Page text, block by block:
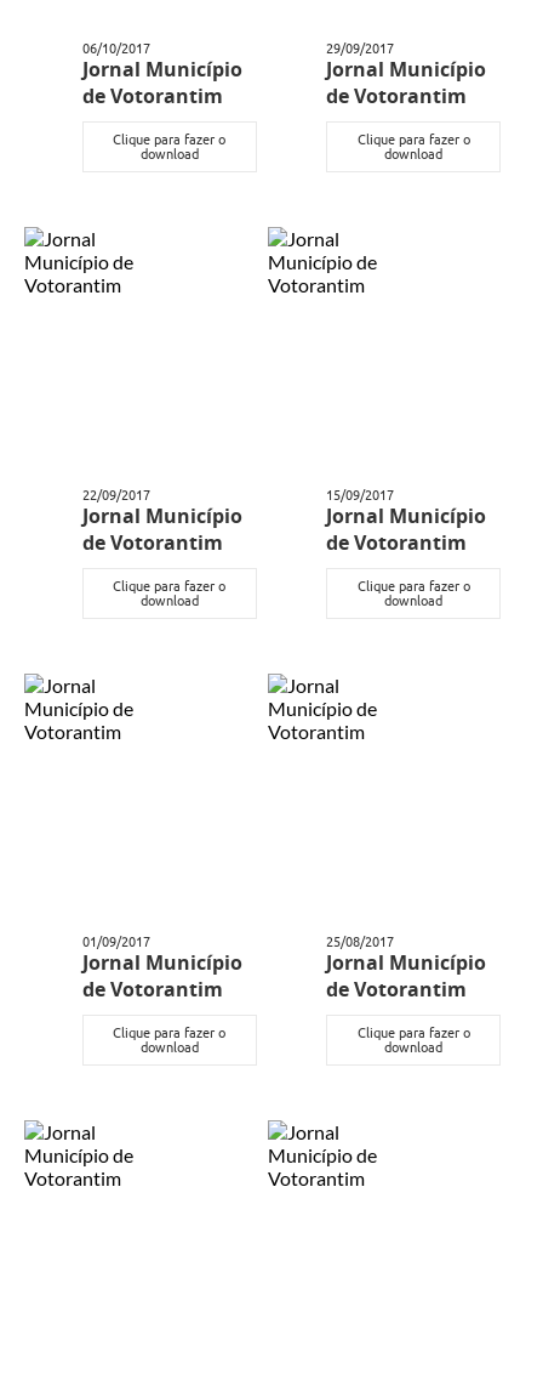
06/10/2017
Jornal Município
de Votorantim
Clique para fazer o
download
29/09/2017
Jornal Município
de Votorantim
Clique para fazer o
download
22/09/2017
Jornal Município
de Votorantim
Clique para fazer o
download
15/09/2017
Jornal Município
de Votorantim
Clique para fazer o
download
01/09/2017
Jornal Município
de Votorantim
Clique para fazer o
download
25/08/2017
Jornal Município
de Votorantim
Clique para fazer o
download